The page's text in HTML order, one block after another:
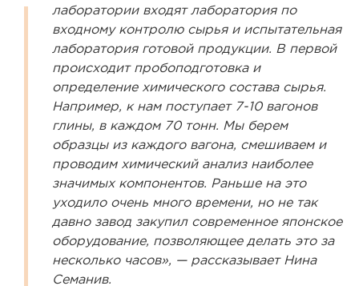
лаборатории входят лаборатория по
входному контролю сырья и испытательная
лаборатория готовой продукции. В первой
происходит пробоподготовка и
определение химического состава сырья.
Например, к нам поступает 7-10 вагонов
глины, в каждом 70 тонн. Мы берем
образцы из каждого вагона, смешиваем и
проводим химический анализ наиболее
значимых компонентов. Раньше на это
уходило очень много времени, но не так
давно завод закупил современное японское
оборудование, позволяющее делать это за
несколько часов», — рассказывает Нина
Семанив.